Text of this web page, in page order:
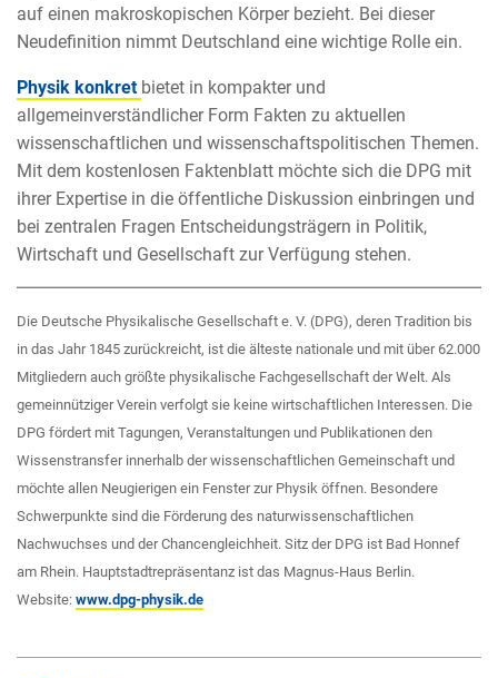
auf einen makroskopischen Körper bezieht. Bei dieser
Neudefinition nimmt Deutschland eine wichtige Rolle ein.
Physik konkret bietet in kompakter und
allgemeinverständlicher Form Fakten zu aktuellen
wissenschaftlichen und wissenschaftspolitischen Themen.
Mit dem kostenlosen Faktenblatt möchte sich die DPG mit
ihrer Expertise in die öffentliche Diskussion einbringen und
bei zentralen Fragen Entscheidungsträgern in Politik,
Wirtschaft und Gesellschaft zur Verfügung stehen.
Die Deutsche Physikalische Gesellschaft e. V. (DPG), deren Tradition bis
in das Jahr 1845 zurückreicht, ist die älteste nationale und mit über 62.000
Mitgliedern auch größte physikalische Fachgesellschaft der Welt. Als
gemeinnütziger Verein verfolgt sie keine wirtschaftlichen Interessen. Die
DPG fördert mit Tagungen, Veranstaltungen und Publikationen den
Wissenstransfer innerhalb der wissenschaftlichen Gemeinschaft und
möchte allen Neugierigen ein Fenster zur Physik öffnen. Besondere
Schwerpunkte sind die Förderung des naturwissenschaftlichen
Nachwuchses und der Chancengleichheit. Sitz der DPG ist Bad Honnef
am Rhein. Hauptstadtrepräsentanz ist das Magnus-Haus Berlin.
Website: www.dpg-physik.de